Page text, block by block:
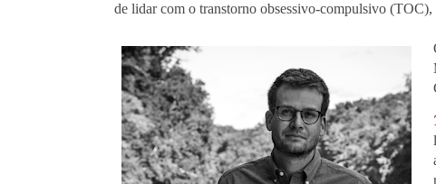
de lidar com o transtorno obsessivo-compulsivo